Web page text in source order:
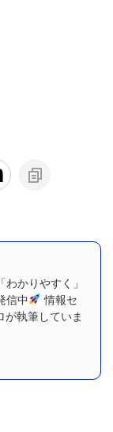
かりやすく」
信中
情報セ
が執筆していま